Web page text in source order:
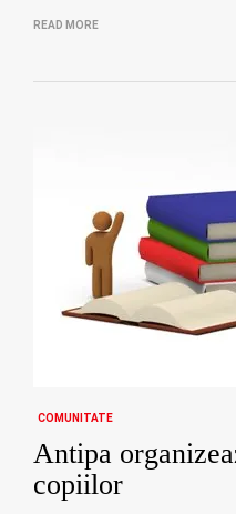
READ MORE
COMUNITATE
Antipa
copiilor